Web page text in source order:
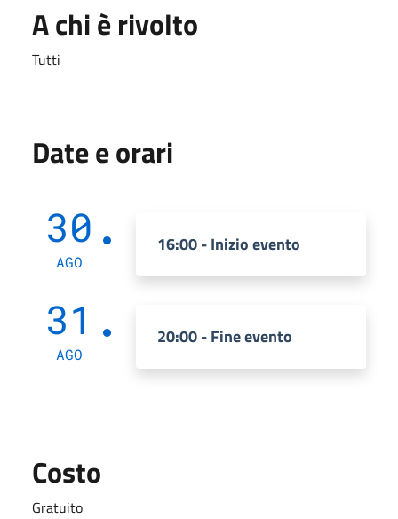
A chi è rivolto
Tutti
Date e orari
30
AGO
16:00 - Inizio evento
31
AGO
20:00 - Fine evento
Costo
Gratuito